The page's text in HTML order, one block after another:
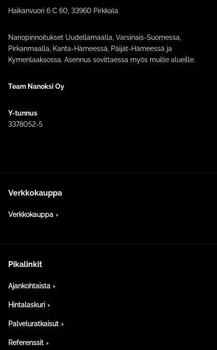
Haikanvuori 6 C 60​, 33960 Pirkkala
Nanopinnoitukset Uudellamaalla, Varsinais-Suomessa,
Pirkanmaalla, Kanta-Hämeessä, Päijät-Hämeessä ja
Kymenlaaksossa. Asennus sovittaessa myös muille alueille.
Team Nanoksi Oy
Y-tunnus
3378052-5
Verkkokauppa
Verkkokauppa
Pikalinkit
Ajankohtaista
Hintalaskuri
Palveluratkaisut
Referenssit